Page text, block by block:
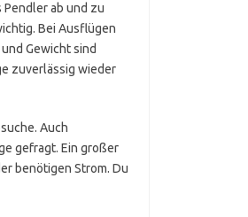
ab und zu
Bei Ausflügen
Gewicht sind
zuverlässig wieder
Auch
gefragt. Ein großer
benötigen Strom. Du